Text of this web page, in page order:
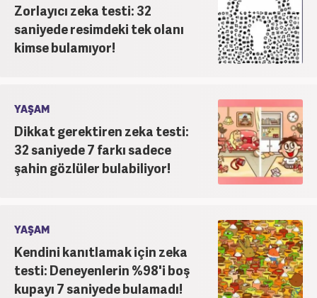
Zorlayıcı zeka testi: 32
saniyede resimdeki tek olanı
kimse bulamıyor!
YAŞAM
Dikkat gerektiren zeka testi:
32 saniyede 7 farkı sadece
şahin gözlüler bulabiliyor!
YAŞAM
Kendini kanıtlamak için zeka
testi: Deneyenlerin %98'i boş
kupayı 7 saniyede bulamadı!